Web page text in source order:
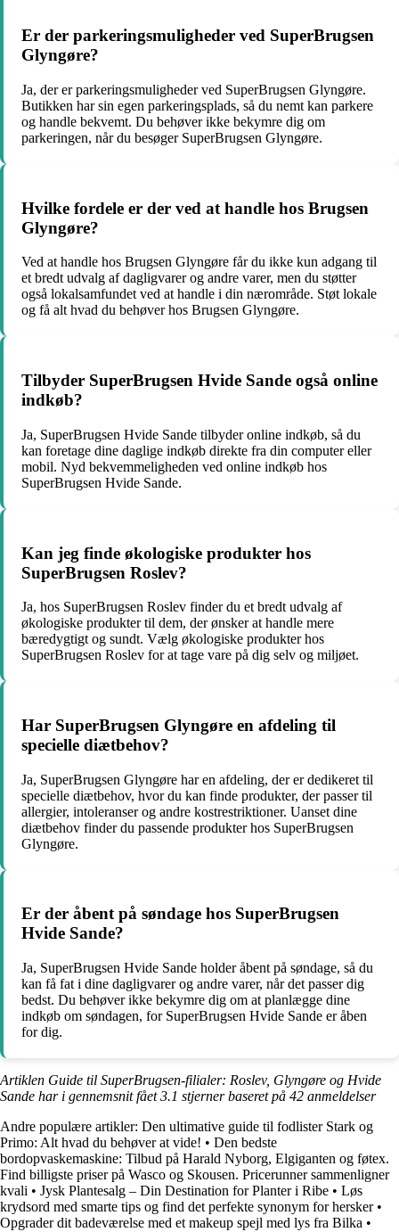
Er der parkeringsmuligheder ved SuperBrugsen
Glyngøre?
Ja, der er parkeringsmuligheder ved SuperBrugsen Glyngøre.
Butikken har sin egen parkeringsplads, så du nemt kan parkere
og handle bekvemt. Du behøver ikke bekymre dig om
parkeringen, når du besøger SuperBrugsen Glyngøre.
Hvilke fordele er der ved at handle hos Brugsen
Glyngøre?
Ved at handle hos Brugsen Glyngøre får du ikke kun adgang til
et bredt udvalg af dagligvarer og andre varer, men du støtter
også lokalsamfundet ved at handle i din nærområde. Støt lokale
og få alt hvad du behøver hos Brugsen Glyngøre.
Tilbyder SuperBrugsen Hvide Sande også online
indkøb?
Ja, SuperBrugsen Hvide Sande tilbyder online indkøb, så du
kan foretage dine daglige indkøb direkte fra din computer eller
mobil. Nyd bekvemmeligheden ved online indkøb hos
SuperBrugsen Hvide Sande.
Kan jeg finde økologiske produkter hos
SuperBrugsen Roslev?
Ja, hos SuperBrugsen Roslev finder du et bredt udvalg af
økologiske produkter til dem, der ønsker at handle mere
bæredygtigt og sundt. Vælg økologiske produkter hos
SuperBrugsen Roslev for at tage vare på dig selv og miljøet.
Har SuperBrugsen Glyngøre en afdeling til
specielle diætbehov?
Ja, SuperBrugsen Glyngøre har en afdeling, der er dedikeret til
specielle diætbehov, hvor du kan finde produkter, der passer til
allergier, intoleranser og andre kostrestriktioner. Uanset dine
diætbehov finder du passende produkter hos SuperBrugsen
Glyngøre.
Er der åbent på søndage hos SuperBrugsen
Hvide Sande?
Ja, SuperBrugsen Hvide Sande holder åbent på søndage, så du
kan få fat i dine dagligvarer og andre varer, når det passer dig
bedst. Du behøver ikke bekymre dig om at planlægge dine
indkøb om søndagen, for SuperBrugsen Hvide Sande er åben
for dig.
Artiklen Guide til SuperBrugsen-filialer: Roslev, Glyngøre og Hvide
Sande har i gennemsnit fået3.1 stjerner baseret på 42 anmeldelser
Andre populære artikler: Den ultimative guide til fodlister Stark og
Primo: Alt hvad du behøver at vide! • Den bedste
bordopvaskemaskine: Tilbud på Harald Nyborg, Elgiganten og føtex.
Find billigste priser på Wasco og Skousen. Pricerunner sammenligner
kvali • Jysk Plantesalg – Din Destination for Planter i Ribe • Løs
krydsord med smarte tips og find det perfekte synonym for hersker•
Opgrader dit badeværelse med et makeup spejl med lys fra Bilka •